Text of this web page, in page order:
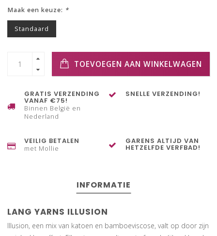
Maak een keuze: *
Standaard
TOEVOEGEN AAN WINKELWAGEN
GRATIS VERZENDING
VANAF €75!
Binnen België en
Nederland
SNELLE VERZENDING!
VEILIG BETALEN
met Mollie
GARENS ALTIJD VAN
HETZELFDE VERFBAD!
INFORMATIE
LANG YARNS ILLUSION
Illusion, een mix van katoen en bamboeviscose, valt op door zijn